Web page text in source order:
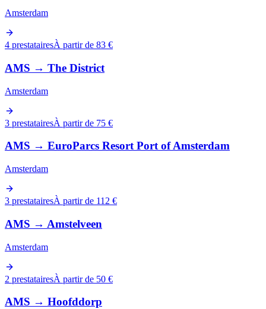
Amsterdam
4 prestatairesÀ partir de 83 €
AMS → The District
Amsterdam
3 prestatairesÀ partir de 75 €
AMS → EuroParcs Resort Port of Amsterdam
Amsterdam
3 prestatairesÀ partir de 112 €
AMS → Amstelveen
Amsterdam
2 prestatairesÀ partir de 50 €
AMS → Hoofddorp